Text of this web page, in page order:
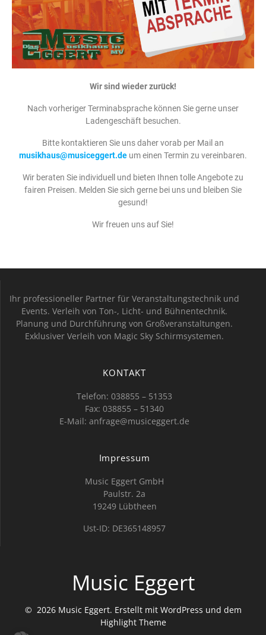
Wir sind wieder zurück!
Nach vorheriger Terminabsprache können Sie gerne unser
Ladengeschäft besuchen.
Bitte kontaktieren Sie uns daher vorab per Mail an
musikhaus@musiceggert.de um einen Termin zu vereinbaren.
Wir beraten Sie individuell und bieten Ihnen tolle Angebote zu
fairen Preisen. Melden Sie sich gerne bei uns und bleiben Sie
gesund!
Wir freuen uns auf Sie!
Ihr professioneller Partner für Veranstaltungstechnik und
Events. Verleih von Ton-, Licht- und Bühnentechnik.
Planung und Durchführung von Großveranstaltungen.
Exklusiver Verleih von Magic Sky Schirmsystemen.
KONTAKT
Telefon: 038855 – 51353
Fax: 038855 – 51340
E-Mail: anfrage@musiceggert.de
Impressum
Music Eggert GmbH
Paulstr. 2a
19249 Lübtheen
Ust-ID: DE365148957
Music Eggert
© 2026 Music Eggert. Erstellt mit WordPress und dem
Highlight Theme